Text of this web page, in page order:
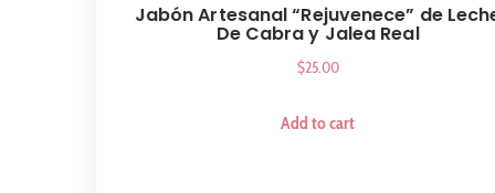
Jabón Artesanal “Rejuvenece” de
De Cabra y Jalea Real
$25.00
Add to cart